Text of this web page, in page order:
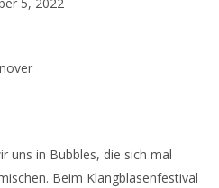
uns in Bubbles, die sich mal
Beim Klangblasenfestival